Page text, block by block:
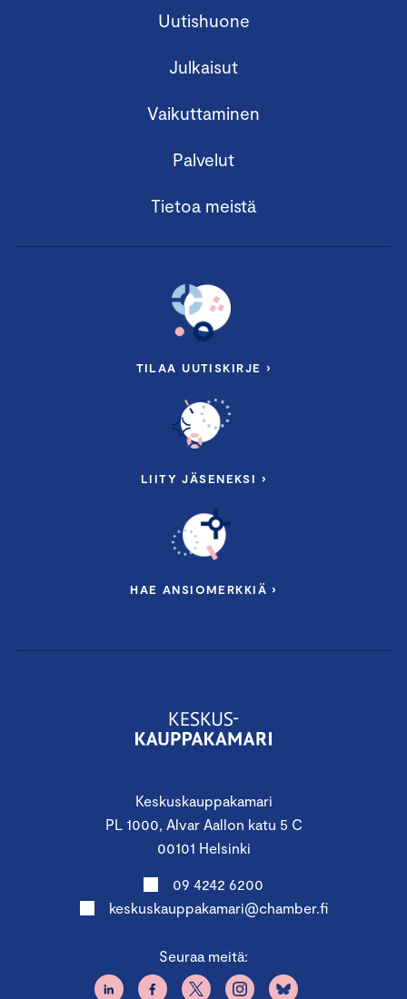
Keskuskauppakamari
PL 1000, Alvar Aallon katu 5 C
00101 Helsinki
09 4242 6200
keskuskauppakamari@chamber.fi
Seuraa meitä:
Uutishuone
Julkaisut
Vaikuttaminen
Palvelut
Tietoa meistä
TILAA UUTISKIRJE ›
LIITY JÄSENEKSI ›
HAE ANSIOMERKKIÄ ›